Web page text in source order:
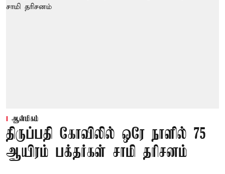
ஆன்மிகம்
திருப்பதி கோவிலில் ஒரே நாளில் 75
ஆயிரம் பக்தர்கள் சாமி தரிசனம்